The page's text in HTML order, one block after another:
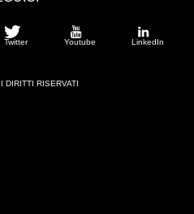
Twitter Youtube LinkedIn
DIRITTI RISERVATI